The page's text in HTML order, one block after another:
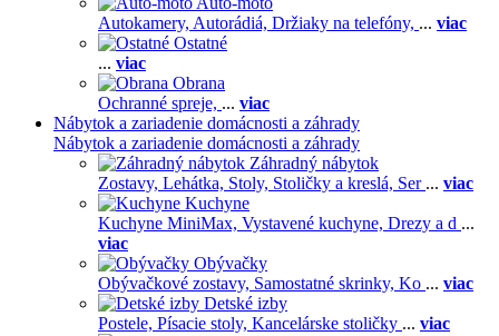
Autokamery, Autorádiá, Držiaky na telefóny, ... viac
Ostatné
... viac
Obrana
Ochranné spreje, ... viac
Nábytok a zariadenie domácnosti a záhrady
Nábytok a zariadenie domácnosti a záhrady
Záhradný nábytok
Zostavy, Lehátka, Stoly, Stoličky a kreslá, Ser ... viac
Kuchyne
Kuchyne MiniMax, Vystavené kuchyne, Drezy a d ...
viac
Obývačky
Obývačkové zostavy, Samostatné skrinky, Ko ... viac
Detské izby
Postele, Písacie stoly, Kancelárske stoličky ... viac